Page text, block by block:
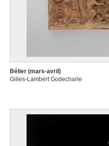
Bélier (mars-avril)
Gilles-Lambert Godecharle